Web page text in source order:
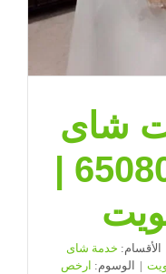
شاى
الأقسام: خدمة شاى
| الوسوم: ارخص